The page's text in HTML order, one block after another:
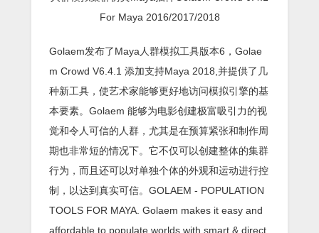
For Maya 2016/2017/2018
Golaem发布了Maya人群模拟工具版本6，Golae
m Crowd V6.4.1 添加支持Maya 2018,并提供了几
种新工具，使艺术家能够更好地访问模拟引擎的基
本要素。Golaem 能够为电影创建极富吸引力的视
觉和令人可信的人群，尤其是在预算紧张和制作周
期也非常短的情况下。它不仅可以创建整体的集群
行为，而且还可以对单独个体的外观和运动进行控
制，以达到真实可信。GOLAEM - POPULATION
TOOLS FOR MAYA. Golaem makes it easy and
affordable to populate worlds with smart & direct